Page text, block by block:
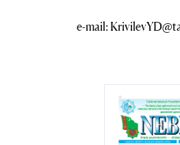
e-mail: